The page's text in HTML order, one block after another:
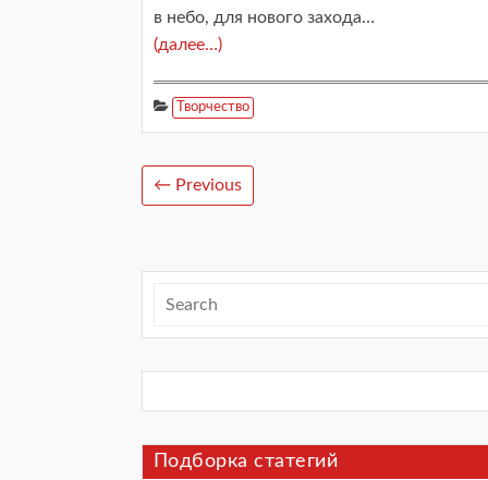
в небо, для нового захода…
(далее…)
Творчество
← Previous
Подборка статегий